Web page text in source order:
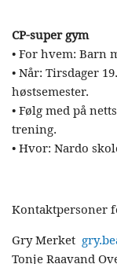
CP-super gym
• For hvem: Barn
• Når: Tirsdager
høstsemester.
• Følg med på
trening.
• Hvor: Nardo
Kontaktpersoner
Gry Merket
Tonje Raavand